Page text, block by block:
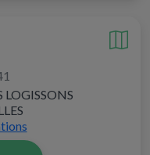
LOGISSONS